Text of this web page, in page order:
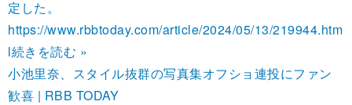
定した。
https://www.rbbtoday.com/article/2024/05/13/219944.htm
l続きを読む »
小池里奈、スタイル抜群の写真集オフショ連投にファン
歓喜 | RBB TODAY